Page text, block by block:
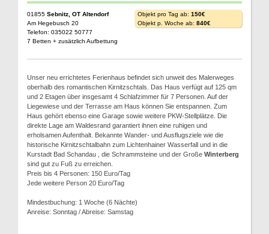
01855 Sebnitz, OT Altendorf
Am Hegebusch 20
Telefon: 035022 50777
7 Betten + zusätzlich Aufbettung
Objekt pro Tag ab: 150€
Objekt p. Woche ab: 840€
Unser neu errichtetes Ferienhaus befindet sich unweit des Malerweges
oberhalb des romantischen Kirnitzschtals. Das Haus verfügt auf 125 qm
und 2 Etagen über insgesamt 4 Schlafzimmer für 7 Personen. Auf der
Liegewiese und der Terrasse am Haus können Sie entspannen. Zum
Haus gehört ebenso eine Garage sowie weitere PKW-Stellplätze. Die
direkte Lage am Waldesrand garantiert ihnen eine ruhigen und
erholsamen Aufenthalt. Bekannte Wander- und Ausflugsziele wie die
historische Kirnitzschtalbahn zum Lichtenhainer Wasserfall und in die
Kurstadt Bad Schandau , die Schrammsteine und der Große Winterberg
sind gut zu Fuß zu erreichen.
Preis bis 4 Personen: 150 Euro/Tag
Jede weitere Person 20 Euro/Tag
Mindestbuchung: 1 Woche (6 Nächte)
Anreise: Sonntag / Abreise: Samstag